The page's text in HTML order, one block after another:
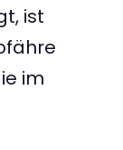
ist
im